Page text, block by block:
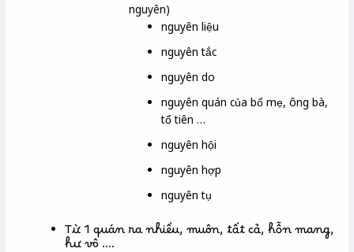
nguyên)
nguyên liệu
nguyên tắc
nguyên do
nguyên quán của bố mẹ, ông bà,
tổ tiên …
nguyên hội
nguyên hợp
nguyên tụ
Từ 1 quán ra nhiều, muôn, tất cả, hỗn mang,